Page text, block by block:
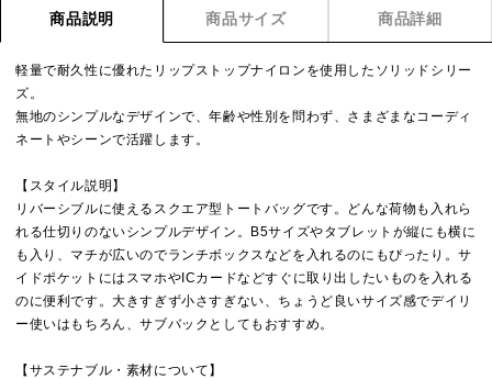
商品説明 商品サイズ 商品詳細
軽量で耐久性に優れたリップストップナイロンを使用したソリッドシリー
ズ。
無地のシンプルなデザインで、年齢や性別を問わず、さまざまなコーディ
ネートやシーンで活躍します。
【スタイル説明】
リバーシブルに使えるスクエア型トートバッグです。どんな荷物も入れら
れる仕切りのないシンプルデザイン。B5サイズやタブレットが縦にも横に
も入り、マチが広いのでランチボックスなどを入れるのにもぴったり。サ
イドポケットにはスマホやICカードなどすぐに取り出したいものを入れる
のに便利です。大きすぎず小さすぎない、ちょうど良いサイズ感でデイリ
ー使いはもちろん、サブバックとしてもおすすめ。
【サステナブル・素材について】